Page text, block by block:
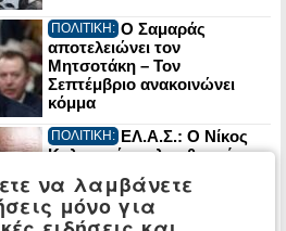
ΠΟΛΙΤΙΚΗ: Ο Σαμαράς
αποτελειώνει τον
Μητσοτάκη – Τον
Σεπτέμβριο ανακοινώνει
κόμμα
ΠΟΛΙΤΙΚΗ: ΕΛ.Α.Σ.: Ο Νίκος
Καλογερόπουλος θα μείνει
στη μνήμη μας για τον
ασυμβίβαστο χαρακτήρα του
να λαμβάνετε
μόνο για